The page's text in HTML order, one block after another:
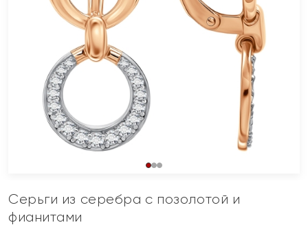
Серьги из серебра с позолотой и
фианитами